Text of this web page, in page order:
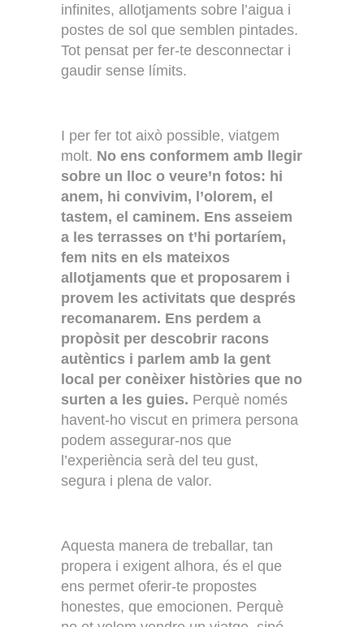
infinites, allotjaments sobre l’aigua i
postes de sol que semblen pintades.
Tot pensat per fer-te desconnectar i
gaudir sense límits.
I per fer tot això possible, viatgem
molt. No ens conformem amb llegir
sobre un lloc o veure’n fotos: hi
anem, hi convivim, l’olorem, el
tastem, el caminem. Ens asseiem
a les terrasses on t’hi portaríem,
fem nits en els mateixos
allotjaments que et proposarem i
provem les activitats que després
recomanarem. Ens perdem a
propòsit per descobrir racons
autèntics i parlem amb la gent
local per conèixer històries que no
surten a les guies. Perquè només
havent-ho viscut en primera persona
podem assegurar-nos que
l’experiència serà del teu gust,
segura i plena de valor.
Aquesta manera de treballar, tan
propera i exigent alhora, és el que
ens permet oferir-te propostes
honestes, que emocionen. Perquè